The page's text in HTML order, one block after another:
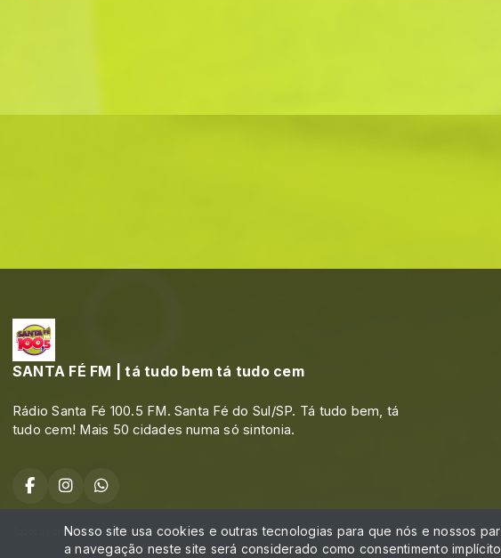
SANTA FÉ FM | tá tudo bem tá tudo cem
Rádio Santa Fé 100.5 FM. Santa Fé do Sul/SP. Tá tudo bem, tá
tudo cem! Mais 50 cidades numa só sintonia.
Todos os direitos reservados.
Nosso site usa cookies e outras tecnologias para que nós e nossos
a navegação neste site será considerado como consentimento